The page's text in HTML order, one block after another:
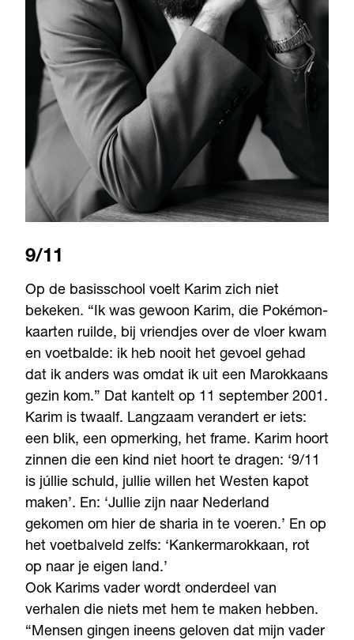
9/11
Op de basisschool voelt Karim zich niet
bekeken. “Ik was gewoon Karim, die Pokémon-
kaarten ruilde, bij vriendjes over de vloer kwam
en voetbalde: ik heb nooit het gevoel gehad
dat ik anders was omdat ik uit een Marokkaans
gezin kom.” Dat kantelt op 11 september 2001.
Karim is twaalf. Langzaam verandert er iets:
een blik, een opmerking, het frame. Karim hoort
zinnen die een kind niet hoort te dragen: ‘9/11
is júllie schuld, jullie willen het Westen kapot
maken’. En: ‘Jullie zijn naar Nederland
gekomen om hier de sharia in te voeren.’ En op
het voetbalveld zelfs: ‘Kankermarokkaan, rot
op naar je eigen land.’
Ook Karims vader wordt onderdeel van
verhalen die niets met hem te maken hebben.
“Mensen gingen ineens geloven dat mijn vader